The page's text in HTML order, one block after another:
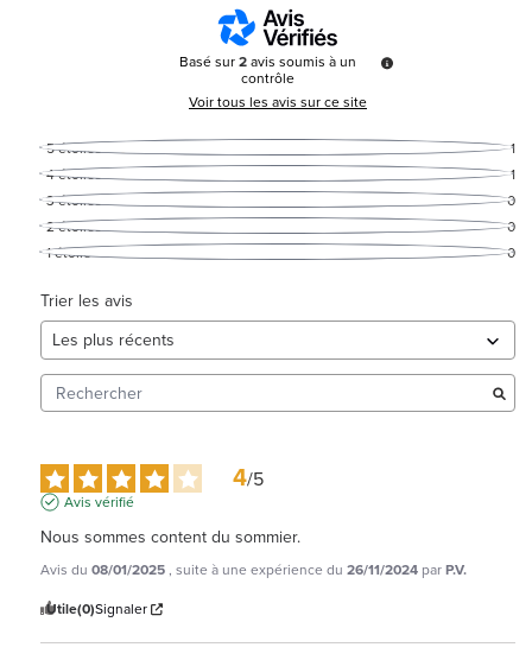
Basé sur2avis soumis à un
contrôle
Voir tous les avis sur ce site
5étoiles
1
4étoiles
1
3étoiles
0
2étoiles
0
1étoile 0
Trier les avis
4/5
Avis vérifié
Nous sommes content du sommier.
Avis du 08/01/2025, suite à une expérience du 26/11/2024 parP.V.
Utile(0)Signaler